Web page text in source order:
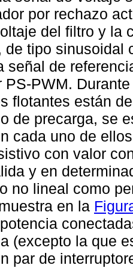
por rechazo
del filtro y la
de tipo sinusoidal
señal de
PS-PWM.
flotantes están
de precarga, se
cada uno de
con valor
y en
no lineal como
en la
(excepto la que
par de